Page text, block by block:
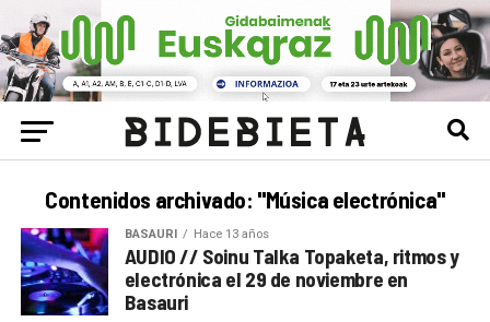
Contenidos archivado: "Música electrónica"
BASAURI Hace 13 años
AUDIO // Soinu Talka Topaketa, ritmos y
electrónica el 29 de noviembre en
Basauri